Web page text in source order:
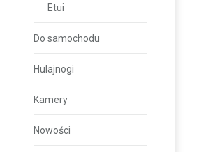
Etui
Do samochodu
Hulajnogi
Kamery
Nowości